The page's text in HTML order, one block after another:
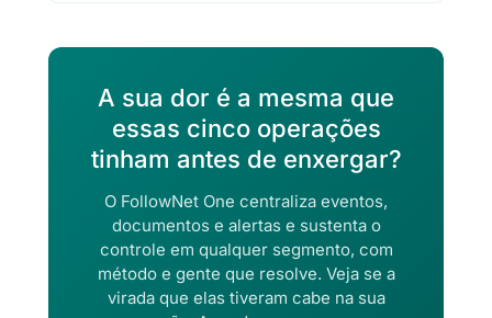
A sua dor é a mesma que
essas cinco operações
tinham antes de enxergar?
O FollowNet One centraliza eventos,
documentos e alertas e sustenta o
controle em qualquer segmento, com
método e gente que resolve. Veja se a
virada que elas tiveram cabe na sua